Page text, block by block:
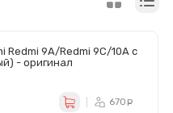
Redmi 9A/Redmi 9C/10A с
- оригинал
670